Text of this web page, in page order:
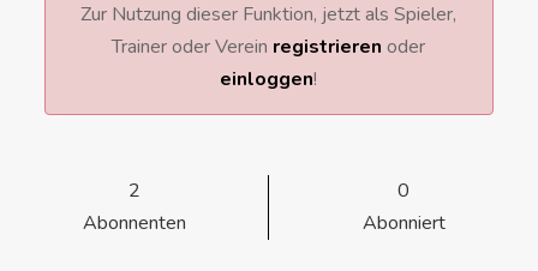
Zur Nutzung dieser Funktion, jetzt als Spieler,
Trainer oder Verein registrieren oder
einloggen!
2
Abonnenten
0
Abonniert